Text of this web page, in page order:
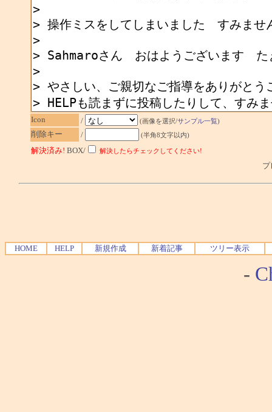
Icon / (画像を選択/サンプル一覧)
削除キー / (半角8文字以内)
解決済み! BOX/ 解決したらチェックしてください!
プ
HOME HELP 新規作成 新着記事 ツリー表示
-